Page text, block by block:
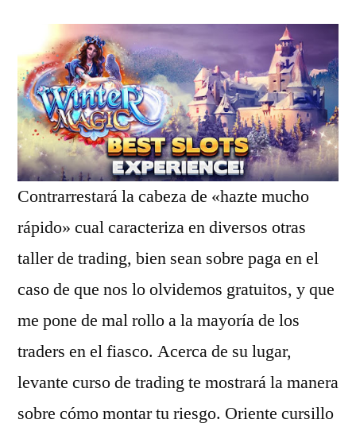
Contrarrestará la cabeza de «hazte mucho
rápido» cual caracteriza en diversos otras
taller de trading, bien sean sobre paga en el
caso de que nos lo olvidemos gratuitos, y que
me pone de mal rollo a la mayoría de los
traders en el fiasco. Acerca de su lugar,
levante curso de trading te mostrará la manera
sobre cómo montar tu riesgo. Oriente cursillo